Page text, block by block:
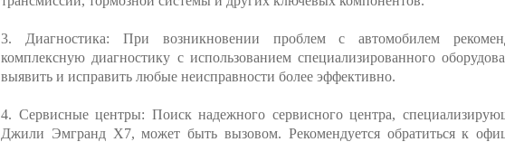
3. Диагностика: При возникновении проблем с автомобилем
комплексную диагностику с использованием специализированного
выявить и исправить любые неисправности более эффективно.
4. Сервисные центры: Поиск надежного сервисного центра,
Джили Эмгранд Х7, может быть вызовом. Рекомендуется обратиться к